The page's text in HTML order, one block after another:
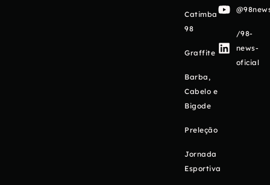
Catimba
98
Graffite
Barba,
Cabelo e
Bigode
Preleção
Jornada
Esportiva
/98-
news-
oficial